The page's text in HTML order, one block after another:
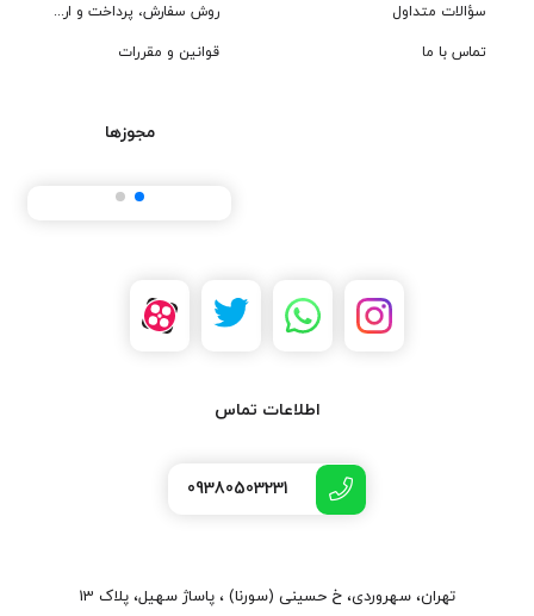
سؤالات متداول
تماس با ما
روش سفارش، پرداخت و ارسال
قوانین و مقررات
مجوزها
اطلاعات تماس
09380503231
تهران، سهروردی، خ حسینی (سورنا) ، پاساژ سهیل، پلاک 13